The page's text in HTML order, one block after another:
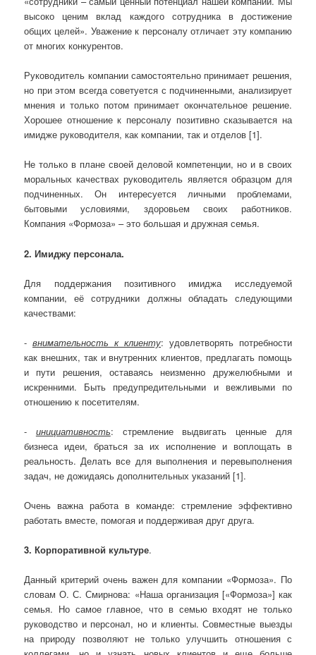
высоко ценим вклад каждого сотрудника в достижение
общих целей». Уважение к персоналу отличает эту компанию
от многих конкурентов.
Руководитель компании самостоятельно принимает решения,
но при этом всегда советуется с подчиненными, анализирует
мнения и только потом принимает окончательное решение.
Хорошее отношение к персоналу позитивно сказывается на
имидже руководителя, как компании, так и отделов [1].
Не только в плане своей деловой компетенции, но и в своих
моральных качествах руководитель является образцом для
подчиненных. Он интересуется личными проблемами,
бытовыми условиями, здоровьем своих работников.
Компания «Формоза» – это большая и дружная семья.
2.Имиджу персонала.
Для поддержания позитивного имиджа исследуемой
компании, её сотрудники должны обладать следующими
качествами:
-внимательность к клиенту: удовлетворять потребности
как внешних, так и внутренних клиентов, предлагать помощь
и пути решения, оставаясь неизменно дружелюбными и
искренними. Быть предупредительными и вежливыми по
отношению к посетителям.
- инициативность: стремление выдвигать ценные для
бизнеса идеи, браться за их исполнение и воплощать в
реальность. Делать все для выполнения и перевыполнения
задач, не дожидаясь дополнительных указаний [1].
Очень важна работа в команде: стремление эффективно
работать вместе, помогая и поддерживая друг друга.
3. Корпоративной культуре.
Данный критерий очень важен для компании «Формоза». По
словам О. С. Смирнова: «Наша организация [«Формоза»] как
семья. Но самое главное, что в семью входят не только
руководство и персонал, но и клиенты. Совместные выезды
на природу позволяют не только улучшить отношения с